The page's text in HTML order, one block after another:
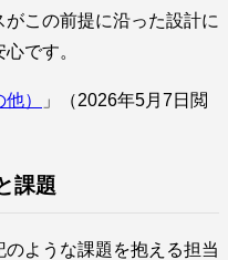
この前提に沿った設計に
です。
）
」（2026年5月7日閲
課題
ような課題を抱える担当